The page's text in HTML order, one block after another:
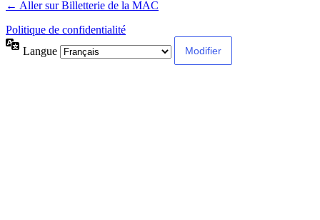
← Aller sur Billetterie de la MAC
Politique de confidentialité
Langue